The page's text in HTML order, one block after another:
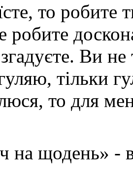
то робите
робите
Ви не
тільки
то для
на щодень» -